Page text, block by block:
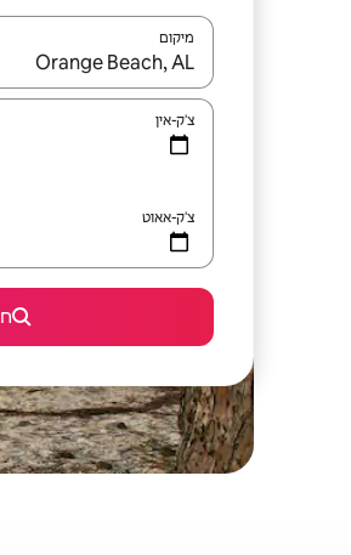
מיקום
כאשר התוצאות יהיו
צ'ק-אין
צ'ק-אאוט